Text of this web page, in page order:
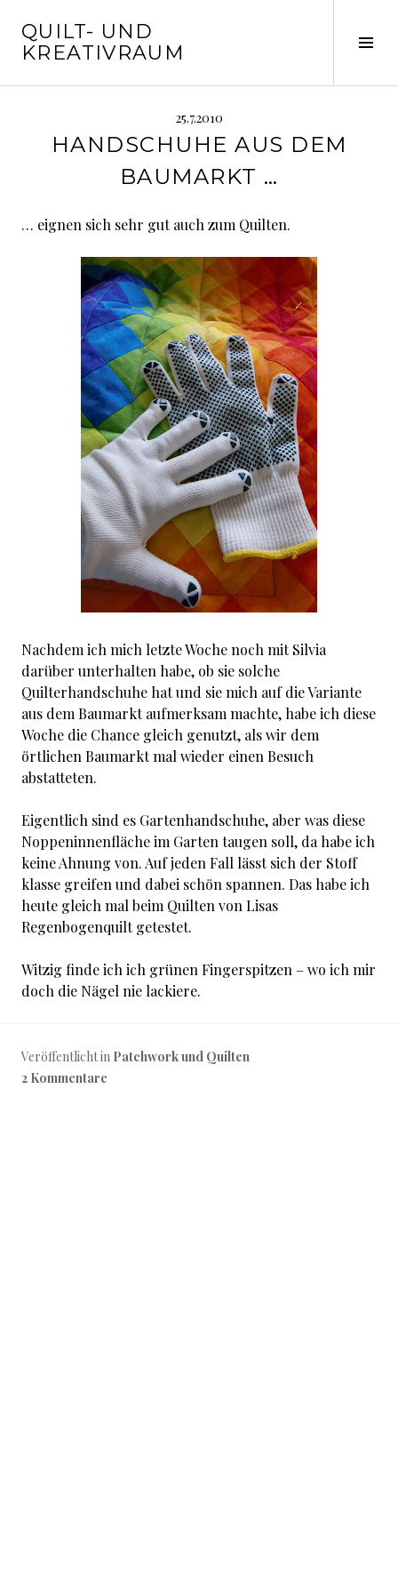
zum
Inhalt
QUILT- UND
KREATIVRAUM
25.7.2010
HANDSCHUHE AUS DEM
BAUMARKT …
… eignen sich sehr gut auch zum Quilten.
Nachdem ich mich letzte Woche noch mit Silvia
darüber unterhalten habe, ob sie solche
Quilterhandschuhe hat und sie mich auf die Variante
aus dem Baumarkt aufmerksam machte, habe ich diese
Woche die Chance gleich genutzt, als wir dem
örtlichen Baumarkt mal wieder einen Besuch
abstatteten.
Eigentlich sind es Gartenhandschuhe, aber was diese
Noppeninnenfläche im Garten taugen soll, da habe ich
keine Ahnung von. Auf jeden Fall lässt sich der Stoff
klasse greifen und dabei schön spannen. Das habe ich
heute gleich mal beim Quilten von Lisas
Regenbogenquilt getestet.
Witzig finde ich ich grünen Fingerspitzen – wo ich mir
doch die Nägel nie lackiere.
Veröffentlicht in Patchwork und Quilten
2 Kommentare